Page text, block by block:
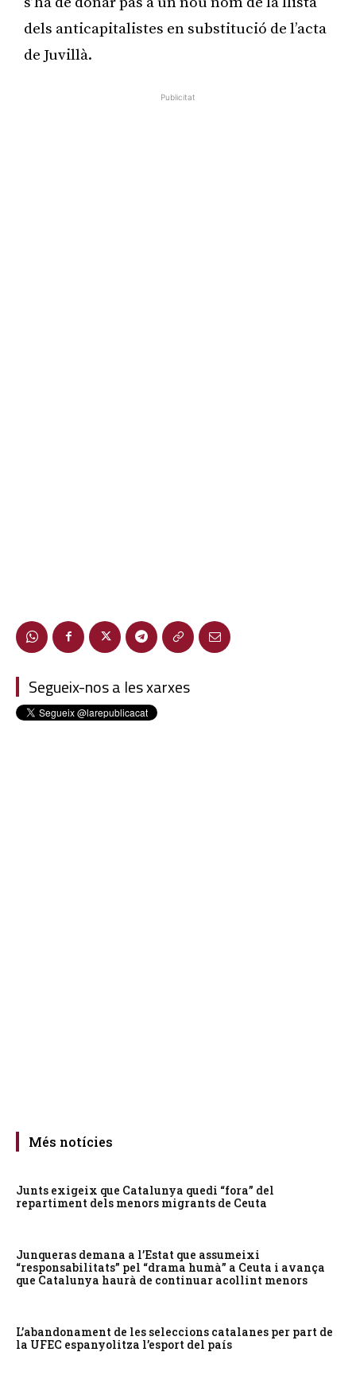
dels anticapitalistes en substitució de l’acta
de Juvillà.
Publicitat
Segueix-nos a les xarxes
Més notícies
Junts exigeix que Catalunya quedi “fora” del
repartiment dels menors migrants de Ceuta
Junqueras demana a l’Estat que assumeixi
“responsabilitats” pel “drama humà” a Ceuta i avança
que Catalunya haurà de continuar acollint menors
L’abandonament de les seleccions catalanes per part de
la UFEC espanyolitza l’esport del país